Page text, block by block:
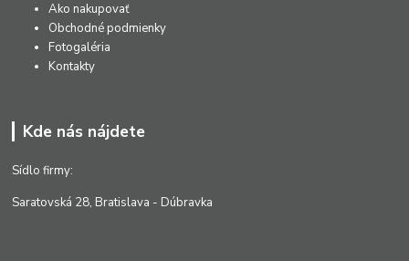
Ako nakupovať
Obchodné podmienky
Fotogaléria
Kontakty
Kde nás nájdete
Sídlo firmy:
Saratovská 28, Bratislava - Dúbravka